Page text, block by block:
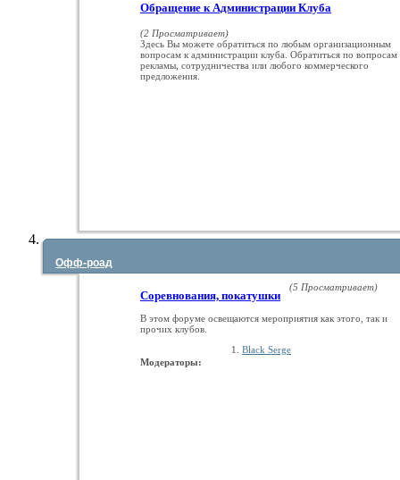
Обращение к Администрации Клуба
(2 Просматривает)
Здесь Вы можете обратиться по любым организационным
вопросам к администрации клуба. Обратиться по вопросам
рекламы, сотрудничества или любого коммерческого
предложения.
Офф-роад
Соревнования, покатушки
(5 Просматривает)
В этом форуме освещаются мероприятия как этого, так и
прочих клубов.
Модераторы:
Black Serge